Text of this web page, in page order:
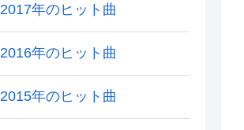
2017年のヒット曲
2016年のヒット曲
2015年のヒット曲